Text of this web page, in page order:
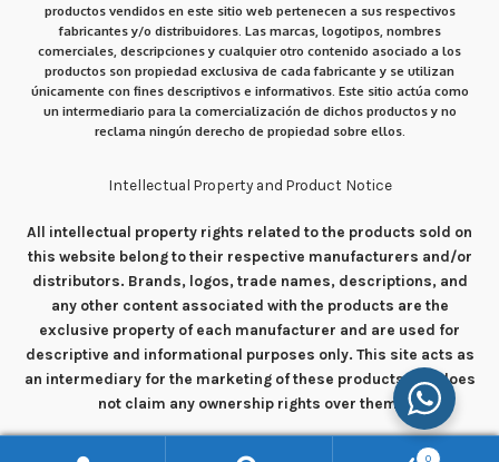
productos vendidos en este sitio web pertenecen a sus respectivos
fabricantes y/o distribuidores. Las marcas, logotipos, nombres
comerciales, descripciones y cualquier otro contenido asociado a los
productos son propiedad exclusiva de cada fabricante y se utilizan
únicamente con fines descriptivos e informativos. Este sitio actúa como
un intermediario para la comercialización de dichos productos y no
reclama ningún derecho de propiedad sobre ellos.
Intellectual Property and Product Notice
All intellectual property rights related to the products sold on
this website belong to their respective manufacturers and/or
distributors. Brands, logos, trade names, descriptions, and
any other content associated with the products are the
exclusive property of each manufacturer and are used for
descriptive and informational purposes only. This site acts as
an intermediary for the marketing of these products and does
not claim any ownership rights over them.
0